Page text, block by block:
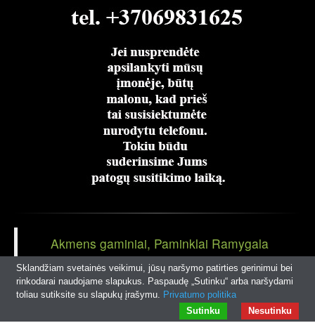
Akmens gaminiai, Paminklai Ramygala
Panevėžio r
Interneto svetainių kūrimas
Sklandžiam svetainės veikimui, jūsų naršymo patirties gerinimui bei
rinkodarai naudojame slapukus. Paspaudę „Sutinku“ arba naršydami
toliau sutiksite su slapukų įrašymu. Privatumo politika
Nesutinku
Sutinku